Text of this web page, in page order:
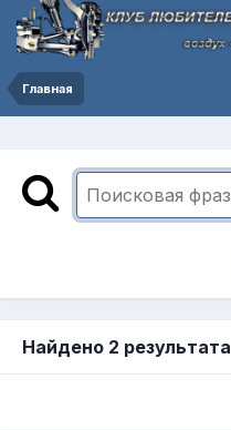
Главная
Найдено 2 результата